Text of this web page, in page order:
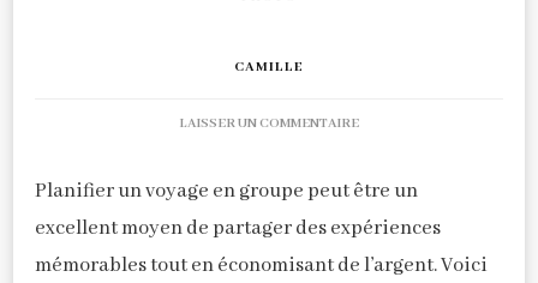
CAMILLE
LAISSER UN COMMENTAIRESUR
VOYAGE
EN
:
Planifier un voyage en groupe peut être un
excellent moyen de partager des expériences
mémorables tout en économisant de l’argent. Voici